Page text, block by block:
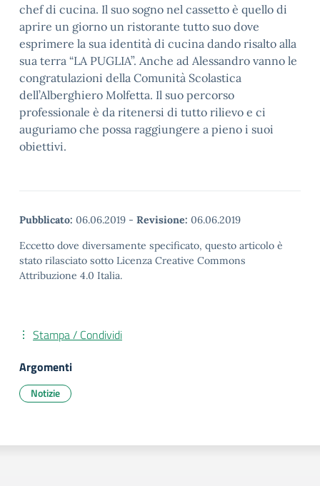
chef di cucina. Il suo sogno nel cassetto è quello di
aprire un giorno un ristorante tutto suo dove
esprimere la sua identità di cucina dando risalto alla
sua terra “LA PUGLIA”. Anche ad Alessandro vanno le
congratulazioni della Comunità Scolastica
dell’Alberghiero Molfetta. Il suo percorso
professionale è da ritenersi di tutto rilievo e ci
auguriamo che possa raggiungere a pieno i suoi
obiettivi.
Pubblicato: 06.06.2019 - Revisione: 06.06.2019
Eccetto dove diversamente specificato, questo articolo è
stato rilasciato sotto Licenza Creative Commons
Attribuzione 4.0 Italia.
Stampa / Condividi
Argomenti
Notizie